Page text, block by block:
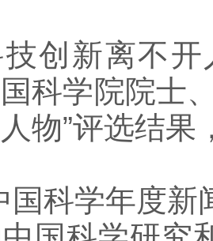
新离不开
科学院院士
物”评选结
学年度新闻